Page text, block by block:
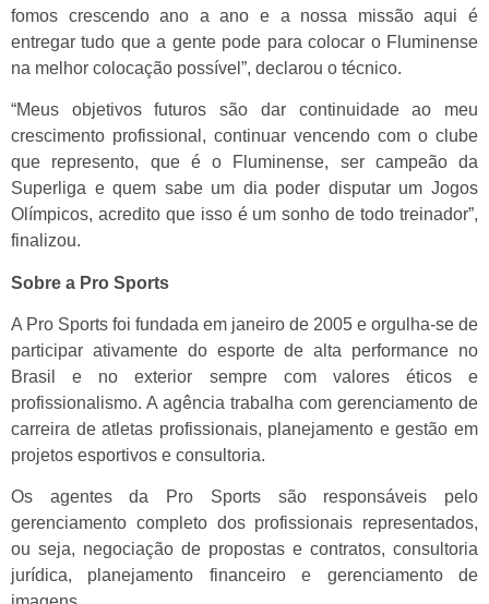
fomos crescendo ano a ano e a nossa missão aqui é
entregar tudo que a gente pode para colocar o Fluminense
na melhor colocação possível”, declarou o técnico.
“Meus objetivos futuros são dar continuidade ao meu
crescimento profissional, continuar vencendo com o clube
que represento, que é o Fluminense, ser campeão da
Superliga e quem sabe um dia poder disputar um Jogos
Olímpicos, acredito que isso é um sonho de todo treinador”,
finalizou.
Sobre a Pro Sports
A Pro Sports foi fundada em janeiro de 2005 e orgulha-se de
participar ativamente do esporte de alta performance no
Brasil e no exterior sempre com valores éticos e
profissionalismo. A agência trabalha com gerenciamento de
carreira de atletas profissionais, planejamento e gestão em
projetos esportivos e consultoria.
Os agentes da Pro Sports são responsáveis pelo
gerenciamento completo dos profissionais representados,
ou seja, negociação de propostas e contratos, consultoria
jurídica, planejamento financeiro e gerenciamento de